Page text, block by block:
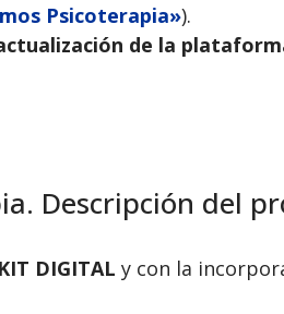
Psicoterapia»).
de la
Descripción del
DIGITAL y con la